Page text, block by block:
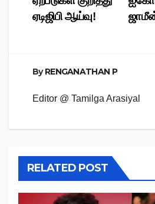
ஏடிஜிபி ஆய்வு!
ByRENGANATHAN P
Editor @ Tamilga Arasiyal
RELATED POST